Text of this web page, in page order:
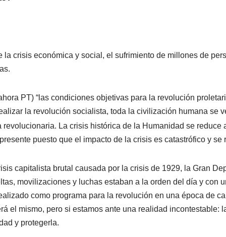
crisis económica y social, el sufrimiento de millones de
PT) “las condiciones objetivas para la revolución
la revolución socialista, toda la civilización humana se
La crisis histórica de la Humanidad se reduce
puesto que el impacto de la crisis es catastrófico y se
capitalista brutal causada por la crisis de 1929, la Gran
movilizaciones y luchas estaban a la orden del día y con
como programa para la revolución en una época de
el mismo, pero si estamos ante una realidad incontestable:
y protegerla.